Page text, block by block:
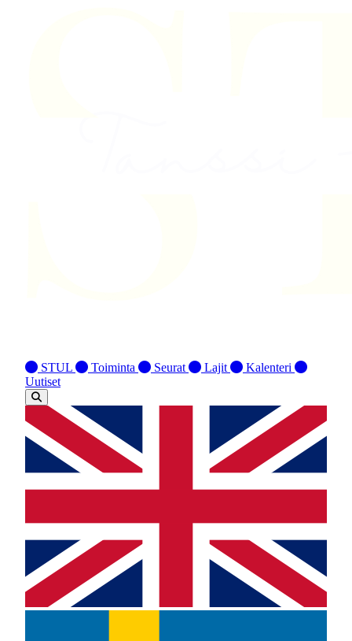
STUL Toiminta Seurat Lajit
Kalenteri
Uutiset